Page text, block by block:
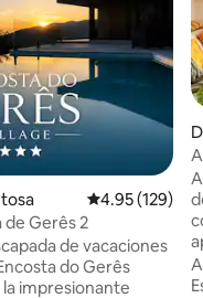
Calificación
4.95 (129)
de Gerês 2
de vacaciones
do Gerês
la impresionante